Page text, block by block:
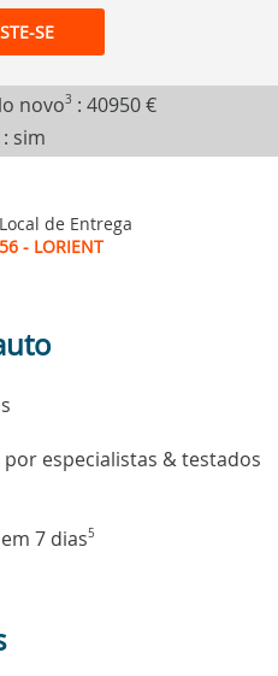
SE
novo3 : 40950 €
: sim
Local de Entrega
56 - LORIENT
especialistas & testados
7 dias5